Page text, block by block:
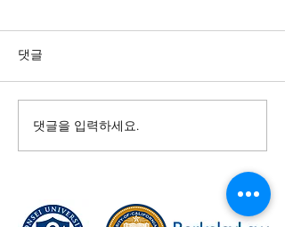
H-1B 취업비자 추첨 방식
변경과 추첨 탈락시 대책
댓글
댓글을 입력하세요.